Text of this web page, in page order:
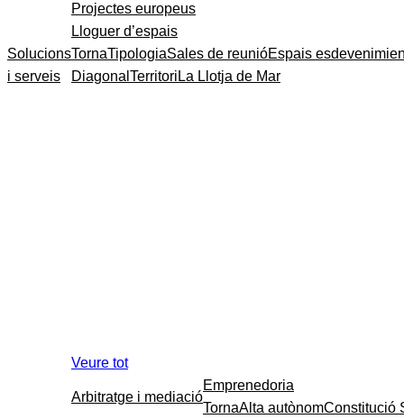
Solucions
i serveis
Projectes europeus
Lloguer d’espais
TornaTipologiaSales de reunióEspais
Diagonal Territori La Llotja de Mar
Veure tot
Arbitratge i mediació
Emprenedoria
TornaAlta autònomConstitució